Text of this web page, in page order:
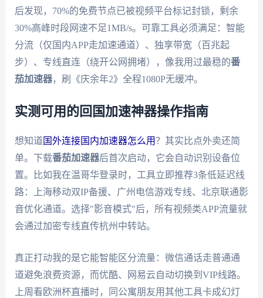
后发现，70%的免费节点已被视频平台标记封锁，剩余
30%高峰时段网速不足1MB/s。可靠工具必须满足：智能
分流（仅国内APP走加速通道）、独享带宽（百兆起
步）、专线直连（绕开公网拥堵），像我用过最稳的番
茄加速器，刷《庆余年2》全程1080P无缓冲。
实测可用的回国加速神器操作指南
想知道 国外连接国内加速器怎么用？其实比点外卖还简
单。下载番茄加速器后首次启动，它会自动识别设备位
置。比如我在温哥华登录时，工具立即推荐3条低延迟线
路：上海移动双IP备援、广州电信游戏专线、北京联通影
音优化通道。选择"影音模式"后，所有视频类APP流量就
会通过加密专线直传杭州中转站。
真正打动我的是它能智能区分流量：微信通话走普通通
道避免浪费资源，而优酷、网易云自动切换到VIP线路。
上周看欧洲杯直播时，同公寓朋友用其他工具卡成幻灯